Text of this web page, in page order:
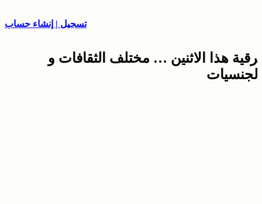
تسجيل | إنشاء حساب
برقية هذا الاثنين … مختلف الثقافات و
الجنسيات